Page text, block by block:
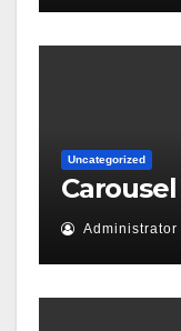
Uncategorized
Administrator